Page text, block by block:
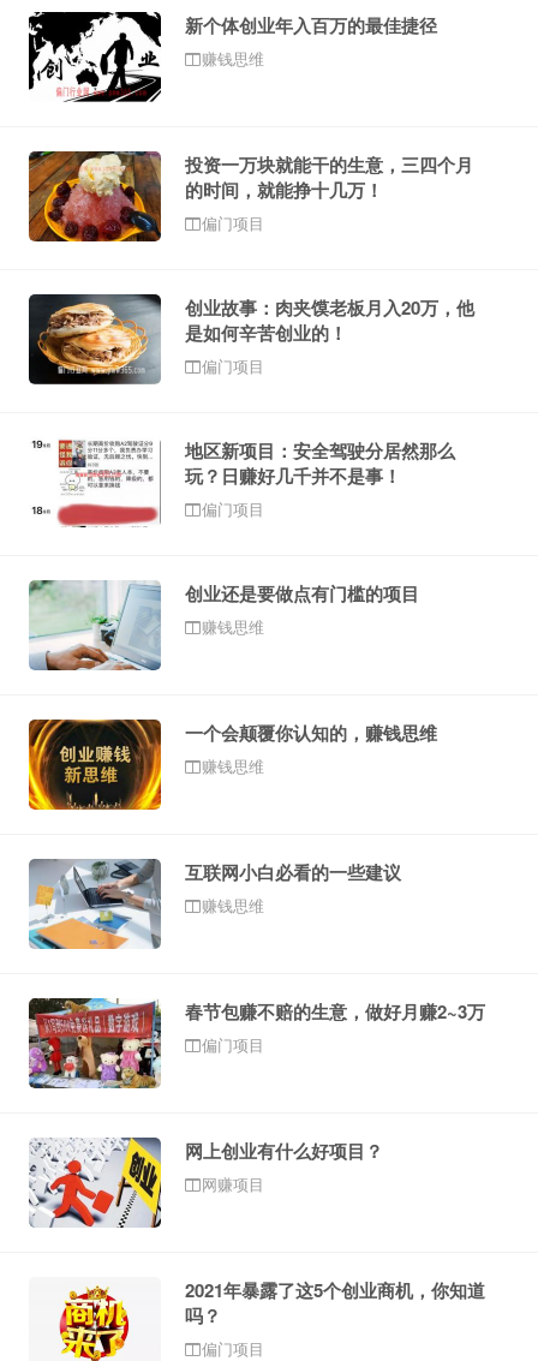
新个体创业年入百万的最佳捷径
赚钱思维
投资一万块就能干的生意，三四个月
的时间，就能挣十几万！
偏门项目
创业故事：肉夹馍老板月入20万，他
是如何辛苦创业的！
偏门项目
地区新项目：安全驾驶分居然那么
玩？日赚好几千并不是事！
偏门项目
创业还是要做点有门槛的项目
赚钱思维
一个会颠覆你认知的，赚钱思维
赚钱思维
互联网小白必看的一些建议
赚钱思维
春节包赚不赔的生意，做好月赚2~3万
偏门项目
网上创业有什么好项目？
网赚项目
2021年暴露了这5个创业商机，你知道
吗？
偏门项目